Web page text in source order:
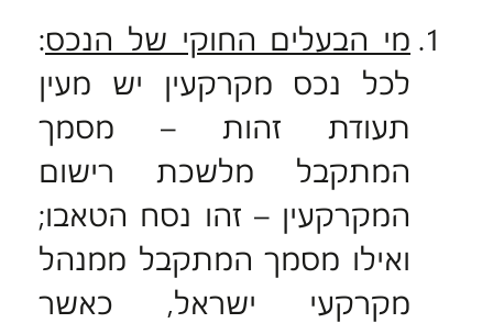
מי הבעלים החוקי של הנכס:
לכל נכס מקרקעין יש מעין
תעודת זהות – מסמך
המתקבל מלשכת רישום
המקרקעין – זהו נסח הטאבו;
ואילו מסמך המתקבל ממנהל
מקרקעי ישראל, כאשר